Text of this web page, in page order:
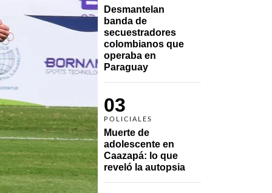
Desmantelan
banda de
secuestradores
colombianos que
operaba en
Paraguay
03
POLICIALES
Muerte de
adolescente en
Caazapá: lo que
reveló la autopsia